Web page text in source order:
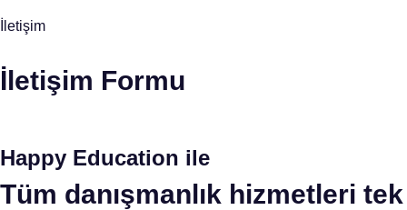
İletişim
İletişim Formu
Happy Education ile
Tüm danışmanlık hizmetleri tek